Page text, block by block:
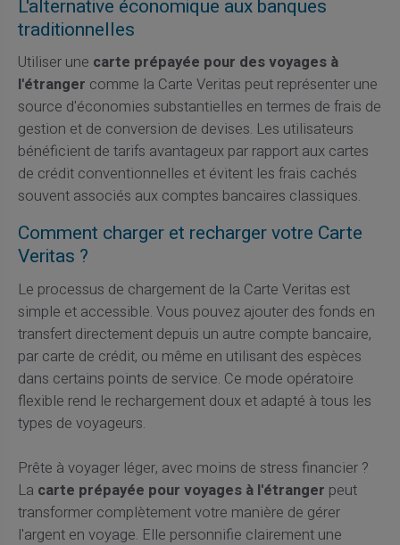
L'alternative économique aux banques
traditionnelles
Utiliser une carte prépayée pour des voyages à
l'étranger comme la Carte Veritas peut représenter une
source d'économies substantielles en termes de frais de
gestion et de conversion de devises. Les utilisateurs
bénéficient de tarifs avantageux par rapport aux cartes
de crédit conventionnelles et évitent les frais cachés
souvent associés aux comptes bancaires classiques.
Comment charger et recharger votre Carte
Veritas ?
Le processus de chargement de la Carte Veritas est
simple et accessible. Vous pouvez ajouter des fonds en
transfert directement depuis un autre compte bancaire,
par carte de crédit, ou même en utilisant des espèces
dans certains points de service. Ce mode opératoire
flexible rend le rechargement doux et adapté à tous les
types de voyageurs.
Prête à voyager léger, avec moins de stress financier ?
La carte prépayée pour voyages à l'étranger peut
transformer complètement votre manière de gérer
l'argent en voyage. Elle personnifie clairement une